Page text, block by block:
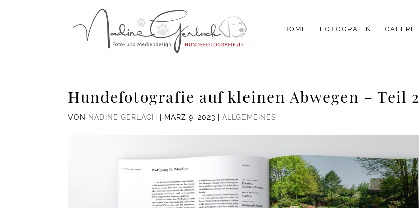
HOME FOTOGRAFIN GALERIE
Hundefotografie auf kleinen Abwegen – Teil 2
VON NADINE GERLACH MÄRZ 9, 2023 |ALLGEMEINES